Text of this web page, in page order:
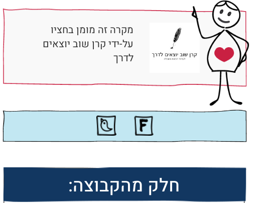
מקרה זה מומן בחציו
על-ידי קרן שוב יוצאים
לדרך
חלק מהקבוצה: